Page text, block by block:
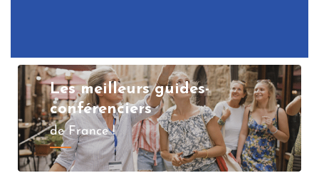
Les meilleurs guides-
conférenciers
de France !